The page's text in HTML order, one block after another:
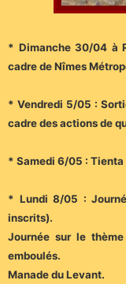
* Dimanche 30/04 à
cadre de Nîmes
* Vendredi 5/05 :
cadre des actions de
* Samedi 6/05 :
* Lundi 8/05 :
inscrits).
Journée sur le
emboulés.
Manade du Levant.